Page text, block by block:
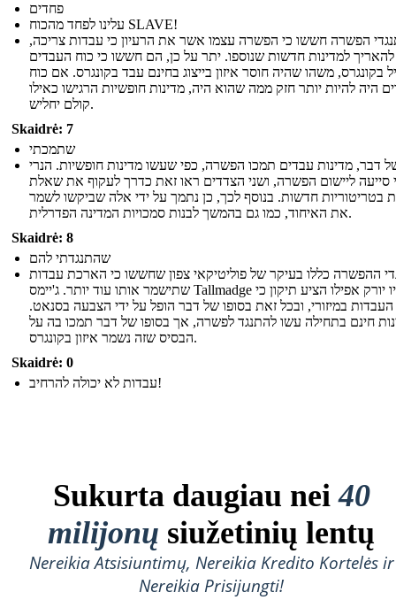
פחדים
עלינו לפחד מהכוח SLAVE!
הפשרה חששו כי הפשרה עצמו אשר את הרעיון כי עבדות צריכה,
להאריך למדינות חדשות שנוספו. יתר על כן, הם חששו כי כוח העבדים
בקונגרס, משהו שהיה חוסר איזון בייצוג בחינם עבד בקונגרס. אם כוח
היה להיות יותר חזק ממה שהוא היה, מדינות חופשיות הרגישו כאילו
קולם יחליש.
Skaidrė: 7
שתמכתי
דבר, מדינות עבדים תמכו הפשרה, כפי שעשו מדינות חופשיות. הנרי
סייעה ליישום הפשרה, ושני הצדדים ראו זאת כדרך לעקוף את שאלת
בטריטוריות חדשות. בנוסף לכך, כן נתמך על ידי אלה שביקשו לשמר
את האיחוד, כמו גם בהמשך לבנות סמכויות המדינה הפדרלית.
Skaidrė: 8
שהתנגדתי להם
ההפשרה כללו בעיקר של פוליטיקאי צפון שחששו כי הארכת עבדות
שתישמר אותו עוד יותר. ג'יימס Tallmadge של ניו יורק אפילו הציע תיקון כי
העבדות במיזורי, ובכל זאת בסופו של דבר הופל על ידי הצבעה בסנאט.
חינם בתחילה עשו להתנגד לפשרה, אך בסופו של דבר תמכו בה על
הבסיס שזה נשמר איזון בקונגרס.
Skaidrė: 0
עבדות לא יכולה להרחיב!
Sukurta daugiau nei40
milijonų siužetinių lentų
Nereikia Atsisiuntimų, Nereikia Kredito Kortelės ir
Nereikia Prisijungti!